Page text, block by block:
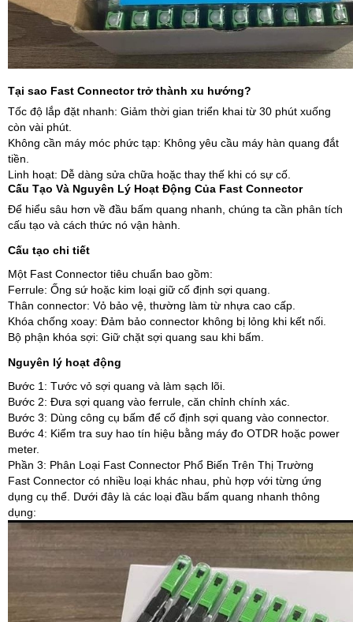
Tại sao Fast Connector trở thành xu hướng?
Tốc độ lắp đặt nhanh: Giảm thời gian triển khai từ 30 phút xuống
còn vài phút.
Không cần máy móc phức tạp: Không yêu cầu máy hàn quang đắt
tiền.
Linh hoạt: Dễ dàng sửa chữa hoặc thay thế khi có sự cố.
Cấu Tạo Và Nguyên Lý Hoạt Động Của Fast Connector
Để hiểu sâu hơn về đầu bấm quang nhanh, chúng ta cần phân tích
cấu tạo và cách thức nó vận hành.
Cấu tạo chi tiết
Một Fast Connector tiêu chuẩn bao gồm:
Ferrule: Ống sứ hoặc kim loại giữ cố định sợi quang.
Thân connector: Vỏ bảo vệ, thường làm từ nhựa cao cấp.
Khóa chống xoay: Đảm bảo connector không bị lỏng khi kết nối.
Bộ phận khóa sợi: Giữ chặt sợi quang sau khi bấm.
Nguyên lý hoạt động
Bước 1: Tước vỏ sợi quang và làm sạch lõi.
Bước 2: Đưa sợi quang vào ferrule, căn chỉnh chính xác.
Bước 3: Dùng công cụ bấm để cố định sợi quang vào connector.
Bước 4: Kiểm tra suy hao tín hiệu bằng máy đo OTDR hoặc power
meter.
Phần 3: Phân Loại Fast Connector Phổ Biến Trên Thị Trường
Fast Connector có nhiều loại khác nhau, phù hợp với từng ứng
dụng cụ thể. Dưới đây là các loại đầu bấm quang nhanh thông
dụng: